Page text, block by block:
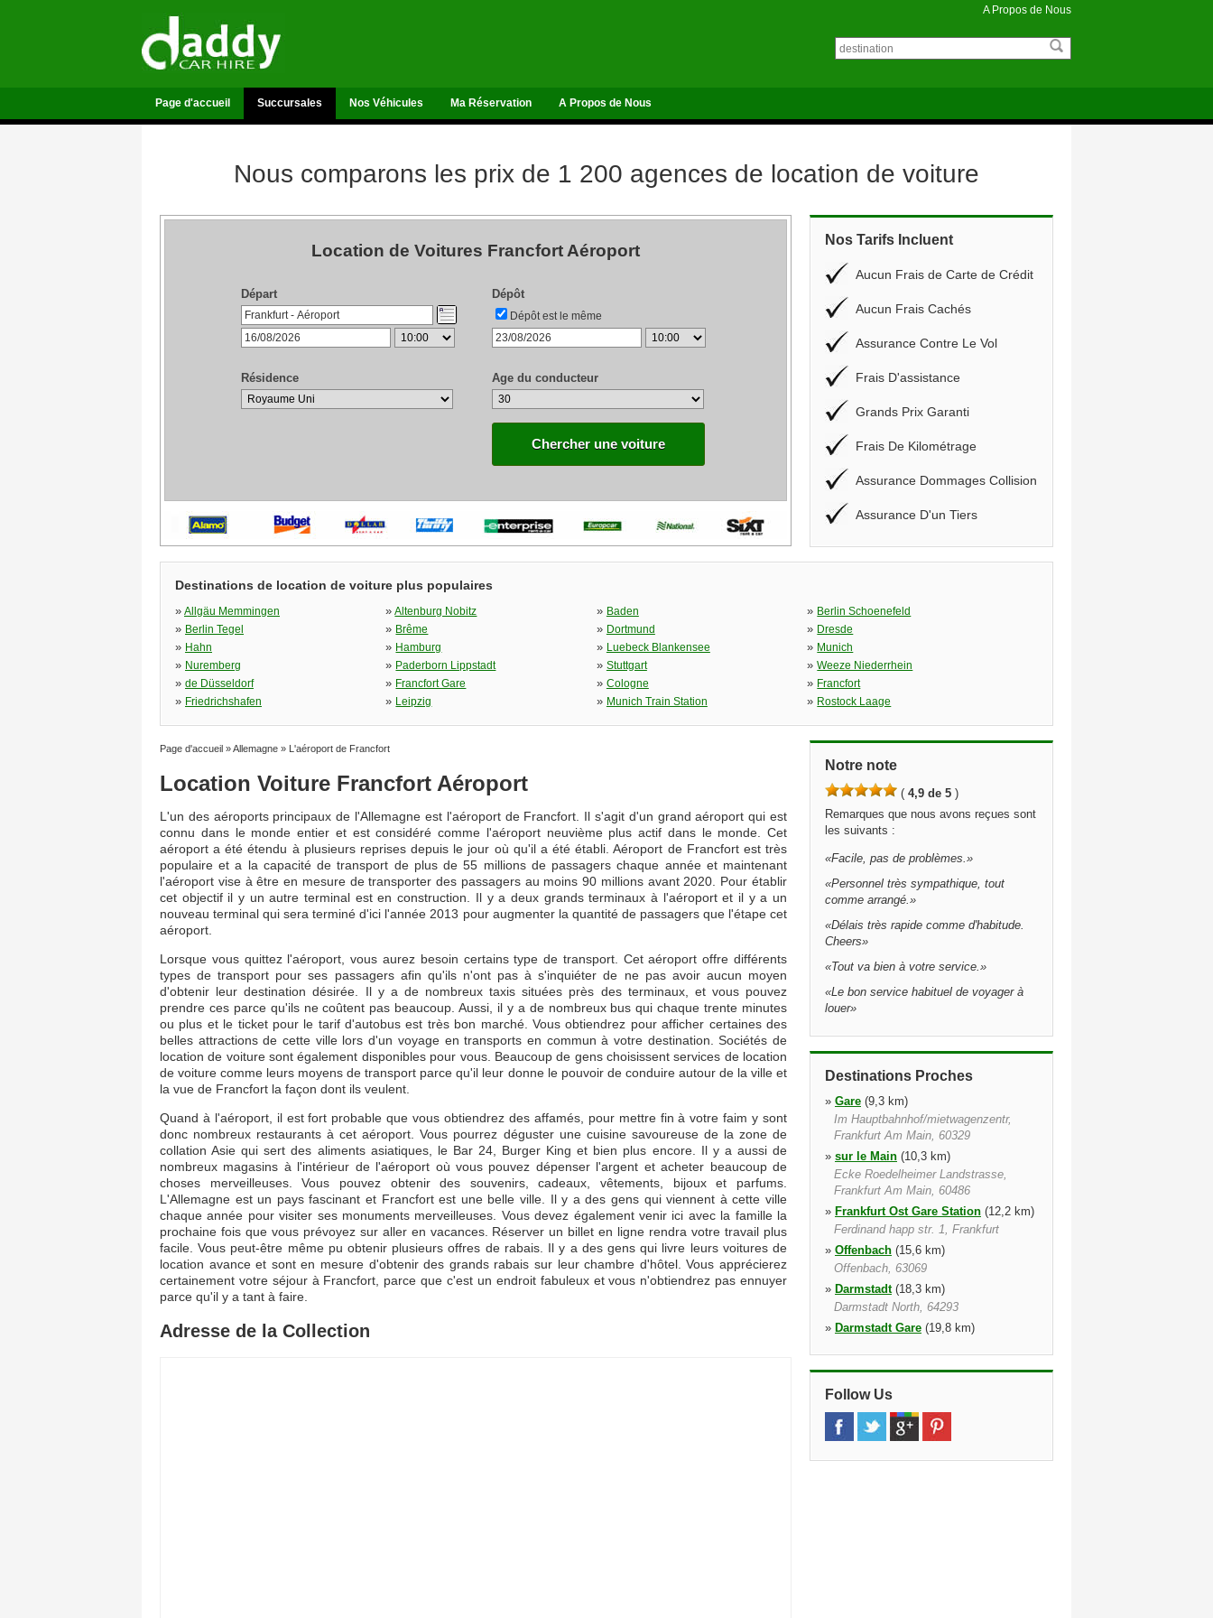
A Propos de Nous
Page d'accueil Succursales Nos Véhicules Ma Réservation A Propos de Nous
Nous comparons les prix de 1 200 agences de location de voiture
Location de Voitures Francfort Aéroport
Départ Dépôt
Dépôt est le même
Résidence Age du conducteur
Chercher une voiture
Nos Tarifs Incluent
Aucun Frais de Carte de Crédit
Aucun Frais Cachés
Assurance Contre Le Vol
Frais D'assistance
Grands Prix Garanti
Frais De Kilométrage
Assurance Dommages Collision
Assurance D'un Tiers
Destinations de location de voiture plus populaires
» Allgäu Memmingen »Altenburg Nobitz » Baden » Berlin Schoenefeld
» Berlin Tegel » Brême » Dortmund » Dresde
» Hahn » Hamburg » Luebeck Blankensee » Munich
» Nuremberg » Paderborn Lippstadt » Stuttgart »Weeze Niederrhein
» de Düsseldorf » Francfort Gare » Cologne » Francfort
» Friedrichshafen » Leipzig » Munich Train Station » Rostock Laage
Page d'accueil »Allemagne » L'aéroport de Francfort
Location Voiture Francfort Aéroport
L'un des aéroports principaux de l'Allemagne est l'aéroport de Francfort. Il s'agit d'un grand aéroport qui est
connu dans le monde entier et est considéré comme l'aéroport neuvième plus actif dans le monde. Cet
aéroport a été étendu à plusieurs reprises depuis le jour où qu'il a été établi. Aéroport de Francfort est très
populaire et a la capacité de transport de plus de 55 millions de passagers chaque année et maintenant
l'aéroport vise à être en mesure de transporter des passagers au moins 90 millions avant 2020. Pour établir
cet objectif il y un autre terminal est en construction. Il y a deux grands terminaux à l'aéroport et il y a un
nouveau terminal qui sera terminé d'ici l'année 2013 pour augmenter la quantité de passagers que l'étape cet
aéroport.
Lorsque vous quittez l'aéroport, vous aurez besoin certains type de transport. Cet aéroport offre différents
types de transport pour ses passagers afin qu'ils n'ont pas à s'inquiéter de ne pas avoir aucun moyen
d'obtenir leur destination désirée. Il y a de nombreux taxis situées près des terminaux, et vous pouvez
prendre ces parce qu'ils ne coûtent pas beaucoup. Aussi, il y a de nombreux bus qui chaque trente minutes
ou plus et le ticket pour le tarif d'autobus est très bon marché. Vous obtiendrez pour afficher certaines des
belles attractions de cette ville lors d'un voyage en transports en commun à votre destination. Sociétés de
location de voiture sont également disponibles pour vous. Beaucoup de gens choisissent services de location
de voiture comme leurs moyens de transport parce qu'il leur donne le pouvoir de conduire autour de la ville et
la vue de Francfort la façon dont ils veulent.
Quand à l'aéroport, il est fort probable que vous obtiendrez des affamés, pour mettre fin à votre faim y sont
donc nombreux restaurants à cet aéroport. Vous pourrez déguster une cuisine savoureuse de la zone de
collation Asie qui sert des aliments asiatiques, le Bar 24, Burger King et bien plus encore. Il y a aussi de
nombreux magasins à l'intérieur de l'aéroport où vous pouvez dépenser l'argent et acheter beaucoup de
choses merveilleuses. Vous pouvez obtenir des souvenirs, cadeaux, vêtements, bijoux et parfums.
L'Allemagne est un pays fascinant et Francfort est une belle ville. Il y a des gens qui viennent à cette ville
chaque année pour visiter ses monuments merveilleuses. Vous devez également venir ici avec la famille la
prochaine fois que vous prévoyez sur aller en vacances. Réserver un billet en ligne rendra votre travail plus
facile. Vous peut-être même pu obtenir plusieurs offres de rabais. Il y a des gens qui livre leurs voitures de
location avance et sont en mesure d'obtenir des grands rabais sur leur chambre d'hôtel. Vous apprécierez
certainement votre séjour à Francfort, parce que c'est un endroit fabuleux et vous n'obtiendrez pas ennuyer
parce qu'il y a tant à faire.
Adresse de la Collection
Notre note
( 4,9 de 5 )
Remarques que nous avons reçues sont
les suivants :
«Facile, pas de problèmes.»
«Personnel très sympathique, tout
comme arrangé.»
«Délais très rapide comme d'habitude.
Cheers»
«Tout va bien à votre service.»
«Le bon service habituel de voyager à
louer»
Destinations Proches
» Gare (9,3 km)
Im Hauptbahnhof/mietwagenzentr,
Frankfurt Am Main, 60329
» sur le Main (10,3 km)
Ecke Roedelheimer Landstrasse,
Frankfurt Am Main, 60486
» Frankfurt Ost Gare Station (12,2 km)
Ferdinand happ str. 1, Frankfurt
» Offenbach (15,6 km)
Offenbach, 63069
» Darmstadt(18,3 km)
Darmstadt North, 64293
» Darmstadt Gare (19,8 km)
» Wiesbaden Biebrich
Wiesbaden, 65189
Follow Us